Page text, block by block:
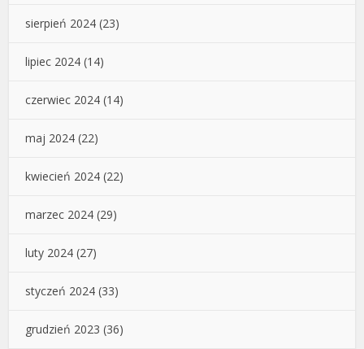
sierpień 2024 (23)
lipiec 2024 (14)
czerwiec 2024 (14)
maj 2024 (22)
kwiecień 2024 (22)
marzec 2024 (29)
luty 2024 (27)
styczeń 2024 (33)
grudzień 2023 (36)